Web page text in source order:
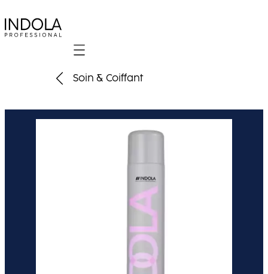
Mobile navigation
Soin & Coiffant